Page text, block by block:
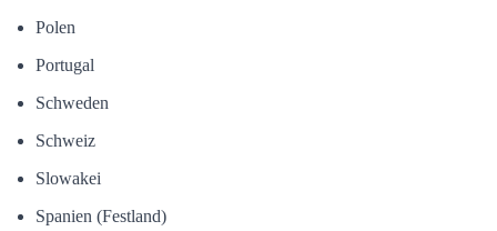
Polen
Portugal
Schweden
Schweiz
Slowakei
Spanien (Festland)